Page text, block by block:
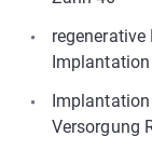
Versorgung